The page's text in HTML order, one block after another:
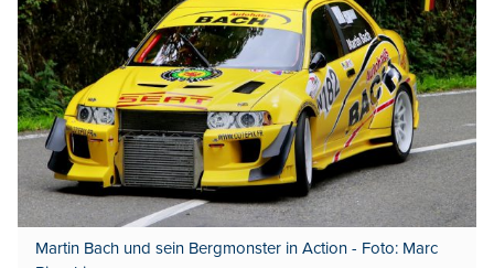
Martin Bach und sein Bergmonster in Action - Foto: Marc